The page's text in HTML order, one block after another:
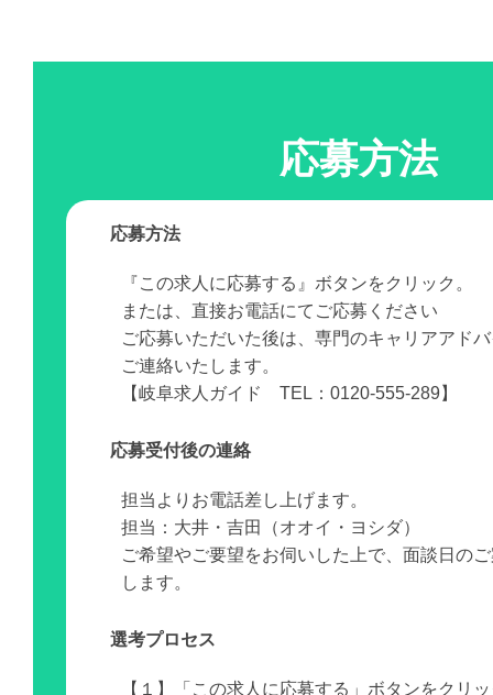
応募方法
応募方法
『この求人に応募する』ボタンをクリック。
または、直接お電話にてご応募ください
ご応募いただいた後は、専門のキャリアアド
ご連絡いたします。
【岐阜求人ガイド TEL：0120-555-289】
応募受付後の連絡
担当よりお電話差し上げます。
担当：大井・吉田（オオイ・ヨシダ）
ご希望やご要望をお伺いした上で、面談日の
します。
選考プロセス
【１】「この求人に応募する」ボタンをクリ